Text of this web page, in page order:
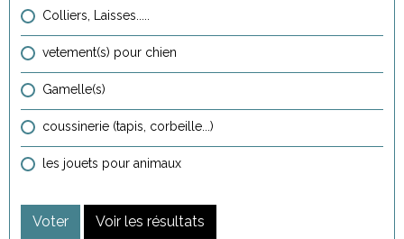
Colliers, Laisses.....
vetement(s) pour chien
Gamelle(s)
coussinerie (tapis, corbeille...)
les jouets pour animaux
Voter Voir les résultats